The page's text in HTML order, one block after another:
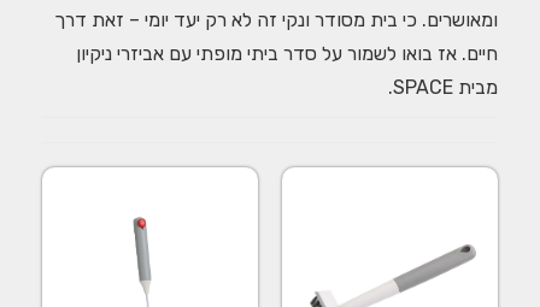
ומאושרים. כי בית מסודר ונקי זה לא רק יעד יומי – זאת דרך
חיים. אז בואו לשמור על סדר ביתי מופתי עם אביזרי ניקיון
מבית SPACE.